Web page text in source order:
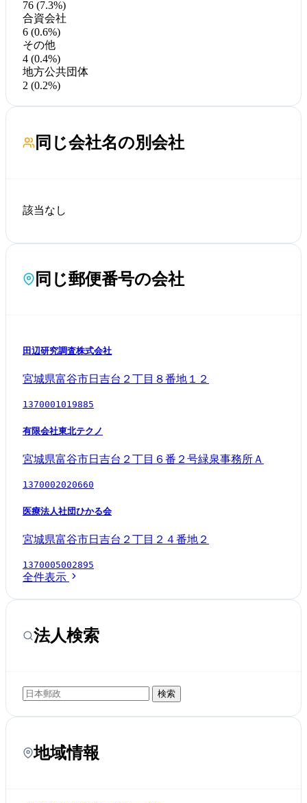
76 (7.3%)
合資会社
6 (0.6%)
その他
4 (0.4%)
地方公共団体
2 (0.2%)
同じ会社名の別会社
該当なし
同じ郵便番号の会社
田辺研究調査株式会社
宮城県富谷市日吉台２丁目８番地１２
1370001019885
有限会社東北テクノ
宮城県富谷市日吉台２丁目６番２号緑泉事務所Ａ
1370002020660
医療法人社団ひかる会
宮城県富谷市日吉台２丁目２４番地２
1370005002895
全件表示
法人検索
検索
地域情報